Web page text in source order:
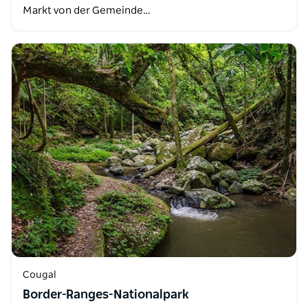
Markt von der Gemeinde…
Cougal
Border-Ranges-Nationalpark